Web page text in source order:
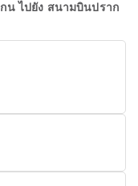
น ไปยัง สนามบินปราก